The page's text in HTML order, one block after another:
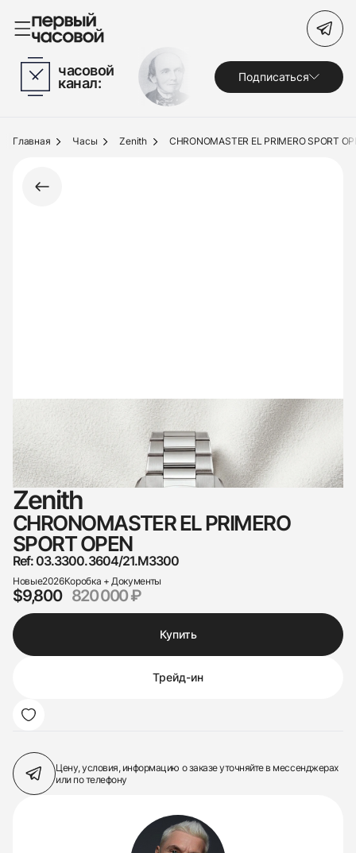
Часы
Украшения
Под заказ
Поиск по сайту
часовой
канал: Подписаться
Главная Часы Zenith CHRONOMASTER EL PRIMERO SPORT
Zenith
CHRONOMASTER EL PRIMERO
SPORT OPEN
Ref: 03.3300.3604/21.M3300
Новые2026Коробка + Документы
$9,800 820 000 ₽
Купить
Трейд-ин
Цену, условия, информацию о заказеуточняйте в мессенджерах
или по телефону